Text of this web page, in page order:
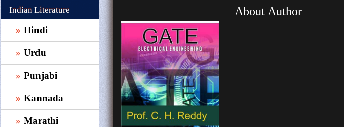
UPLOAD
WALLET
BLOG
ARRIVALS
CATEGORIES >
Indian Literature
Hindi
Urdu
Punjabi
Kannada
Marathi
About Author